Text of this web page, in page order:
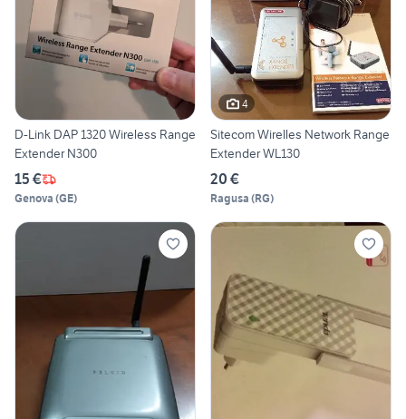
D-Link DAP 1320 Wireless Range
Extender N300
15 €
Genova (GE)
4
Sitecom Wirelles Network Range
Extender WL130
20 €
Ragusa (RG)